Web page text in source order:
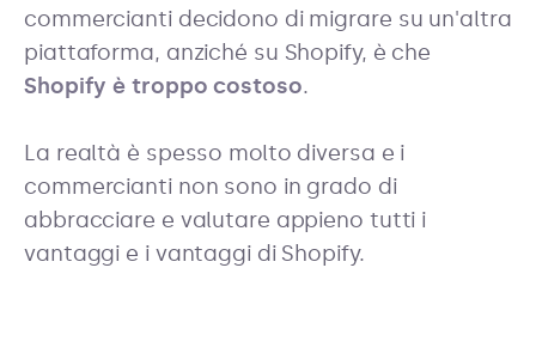
commercianti decidono di migrare su un'altra
piattaforma, anziché su Shopify, è che
Shopify è troppo costoso.
La realtà è spesso molto diversa e i
commercianti non sono in grado di
abbracciare e valutare appieno tutti i
vantaggi e i vantaggi di Shopify.